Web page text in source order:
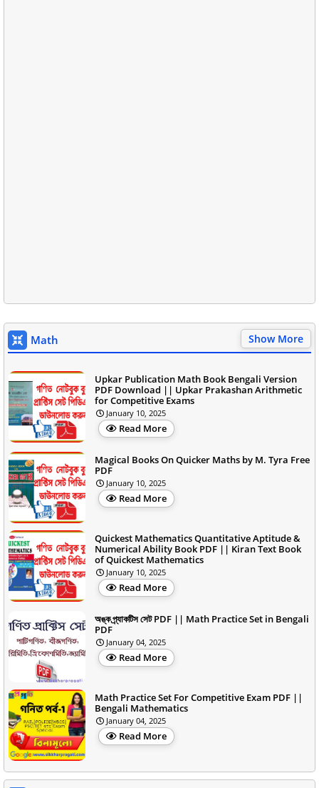
Math Show More
Upkar Publication Math Book Bengali Version
PDF Download || Upkar Prakashan Arithmetic
for Competitive Exams
January 10, 2025
Read More
Magical Books On Quicker Maths by M. Tyra Free
PDF
January 10, 2025
Read More
Quickest Mathematics Quantitative Aptitude &
Numerical Ability Book PDF || Kiran Text Book
of Quickest Mathematics
January 10, 2025
Read More
অঙ্ক প্র্যাকটিস সেট PDF || Math Practice Set in Bengali
PDF
January 04, 2025
Read More
Math Practice Set For Competitive Exam PDF ||
Bengali Mathematics
January 04, 2025
Read More